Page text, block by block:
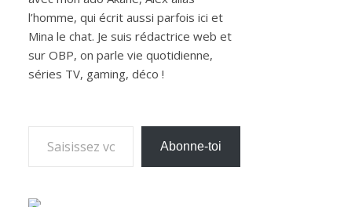
l’homme, qui écrit aussi parfois ici et
Mina le chat. Je suis rédactrice web et
sur OBP, on parle vie quotidienne,
séries TV, gaming, déco !
Saisissez votre adresse e-mail…
Abonne-toi